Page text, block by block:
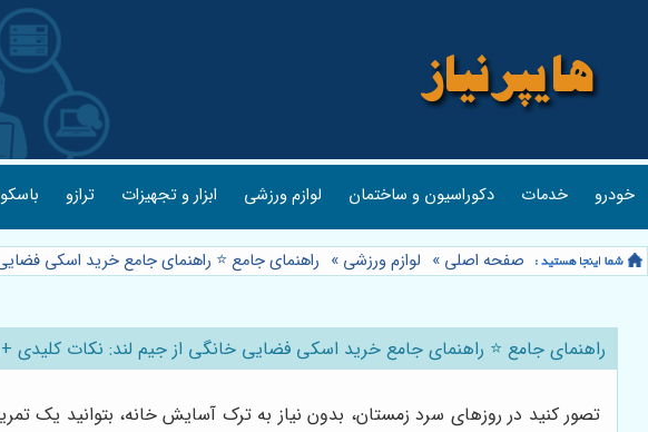
خودرو خدمات دکوراسیون و ساختمان لوازم ورزشی ابزار و تجهیزات ترازو
صفحه اصلی » لوازم ورزشی » راهنمای جامع ⭐️ راهنمای جامع خرید اسکی
راهنمای جامع ⭐️ راهنمای جامع خرید اسکی فضایی خانگی از جیم لند: نکات کلیدی
تصور کنید در روزهای سرد زمستان، بدون نیاز به ترک آسایش خانه، بتوانید یک